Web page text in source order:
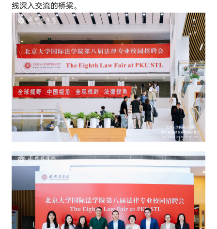
线深入交流的桥梁。